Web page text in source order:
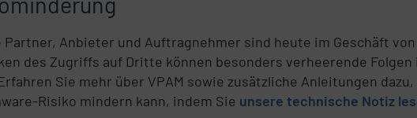
Partner, Anbieter und Auftragnehmer sind heute im Geschäft
des Zugriffs auf Dritte können besonders verheerende
Sie mehr über VPAM sowie zusätzliche Anleitungen
Risiko mindern kann, indem Sie unsere technische Notiz